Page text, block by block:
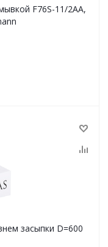
F76S-11/2AA,
засыпки D=600